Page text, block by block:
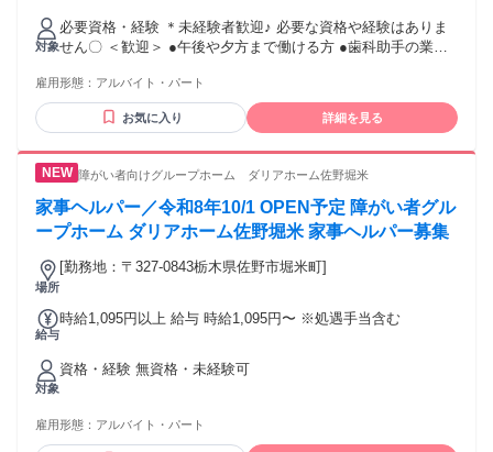
対象
必要資格・経験 ＊未経験者歓迎♪ 必要な資格や経験はありま
せん〇 ＜歓迎＞ ●午後や夕方まで働ける方 ●歯科助手の業務
雇用形態： アルバイト・パート
お気に入り 詳細を見る
障がい者向けグループホーム ダリアホーム佐野堀米
家事ヘルパー／令和8年10/1 OPEN予定 障がい者グル
ープホーム ダリアホーム佐野堀米 家事ヘルパー募集
場所
[勤務地：〒327-0843栃木県佐野市堀米町]
給与
時給1,095円以上 給与 時給1,095円〜 ※処遇手当含む
対象
資格・経験 無資格・未経験可
雇用形態： アルバイト・パート